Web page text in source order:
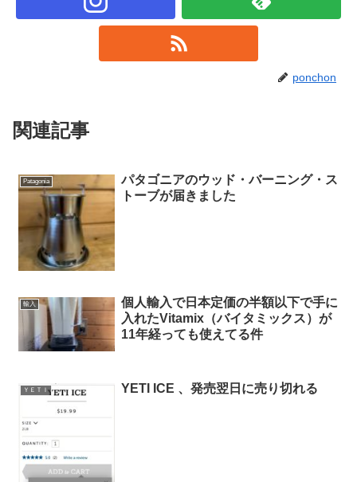
ponchon
関連記事
Patagonia
パタゴニアのウッド・バーニング・ス
トーブが届きました
輸入
個人輸入で日本定価の半額以下で手に
入れたVitamix（バイタミックス）が
11年経っても使えてる件
ＹＥＴＩ YETI ICE 、発売翌日に売り切れる